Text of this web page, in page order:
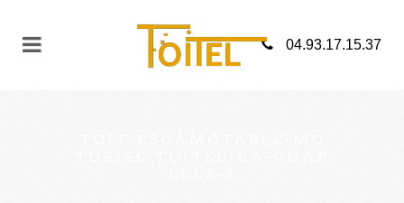
04.93.17.15.37